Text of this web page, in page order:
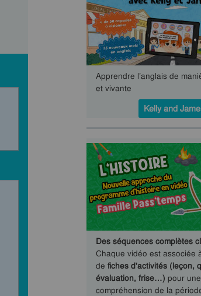
Apprendre l’anglais de
et vivante
Kelly and
Des séquences complètes
Chaque vidéo est associée
de fiches d'activités (leçon,
évaluation, frise…) pour
compréhension de la